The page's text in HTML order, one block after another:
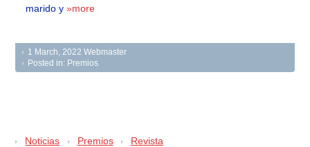
marido y»more
1 March, 2022 Webmaster
Posted in: Premios
Noticias Premios
Revista